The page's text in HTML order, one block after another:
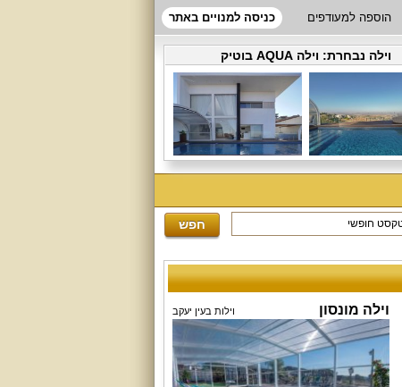
הוספה למעודפים כניסה למנויים באתר
וילה נבחרת: וילה AQUA בוטיק
וילה מונסון וילות בעין יעקב